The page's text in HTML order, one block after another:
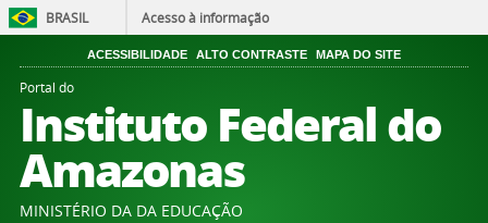
BRASIL Acesso à informação
ACESSIBILIDADE ALTO CONTRASTE MAPA DO SITE
Portal do
Instituto Federal do
Amazonas
MINISTÉRIO DA DA EDUCAÇÃO